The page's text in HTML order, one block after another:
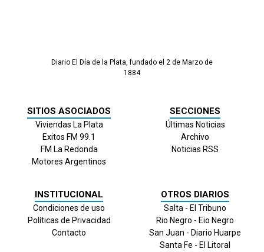
Diario El Día de la Plata, fundado el 2 de Marzo de
1884
SITIOS ASOCIADOS
Viviendas La Plata
Exitos FM 99.1
FM La Redonda
Motores Argentinos
SECCIONES
Últimas Noticias
Archivo
Noticias RSS
INSTITUCIONAL
Condiciones de uso
Políticas de Privacidad
Contacto
OTROS DIARIOS
Salta - El Tribuno
Rio Negro - Eio Negro
San Juan - Diario Huarpe
Santa Fe - El Litoral